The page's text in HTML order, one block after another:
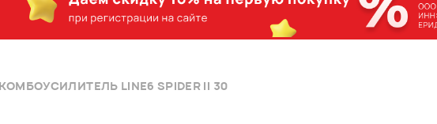
LINE6 SPIDER II 30